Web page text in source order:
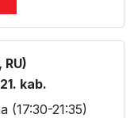
kab.
(17:30-21:35)